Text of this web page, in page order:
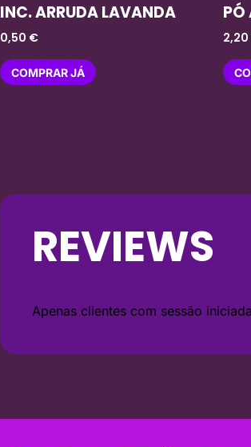
INC. ARRUDA LAVANDA
0,50 €
COMPRAR JÁ
PÓ
2,20
REVIEWS
Apenas clientes com sessão